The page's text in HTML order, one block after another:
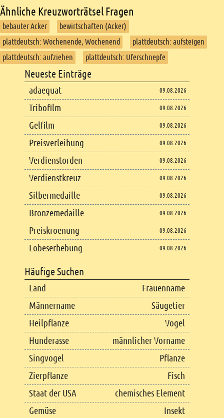
Ähnliche Kreuzworträtsel Fragen
bebauter Acker
bewirtschaften (Acker)
plattdeutsch: Wochenende, Wochenend
plattdeutsch: aufsteigen
plattdeutsch: aufziehen
plattdeutsch: Uferschnepfe
Footer content
Neueste Einträge
adaequat 09.08.2026
Tribofilm 09.08.2026
Gelfilm 09.08.2026
Preisverleihung 09.08.2026
Verdienstorden 09.08.2026
Verdienstkreuz 09.08.2026
Silbermedaille 09.08.2026
Bronzemedaille 09.08.2026
Preiskroenung 09.08.2026
Lobeserhebung 09.08.2026
Häufige Suchen
Land
Frauenname
Männername
Säugetier
Heilpflanze
Vogel
Hunderasse
männlicher Vorname
Singvogel
Pflanze
Zierpflanze
Fisch
Staat der USA
chemisches Element
Gemüse
Insekt